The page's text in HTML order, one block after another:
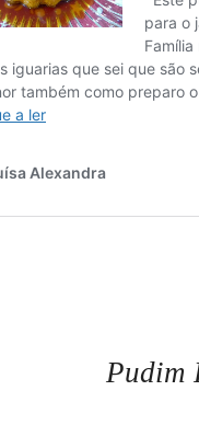
Pudim